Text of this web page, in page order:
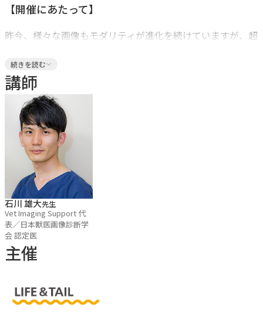
【開催にあたって】
昨今、様々な画像もモダリティが進化を続けていますが、超
無二であり、ときにCT検査で視認、診断が困難な病変でさ
え捉えることができます。今回は、リニアプローブの性能が
最大限に活かされる主要臓器を中心に実習を行います。ま
た、描出ができても着眼点が分からない、または異常所見に
気付けなければ診断にこぎつけることはできません。実習の
予習動画では描出方法のみではなく、実症例の画像を交え
て、どこのどのような変化に注目すべきなのか、また異常像
をどのように解釈すべきなのかといった診断に直結する知識
面もサポートしたいと思います。
【こんな方にオススメ】
・実症例での診断に繋げたい方
続きを読む
講師
石川 雄大先生
Vet Imaging Support 代
表／日本獣医画像診断学
会 認定医
主催